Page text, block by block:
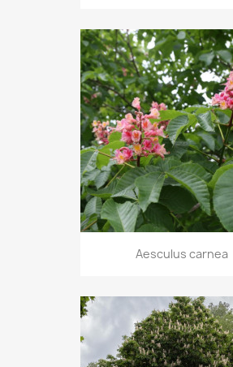
Aesculus carnea